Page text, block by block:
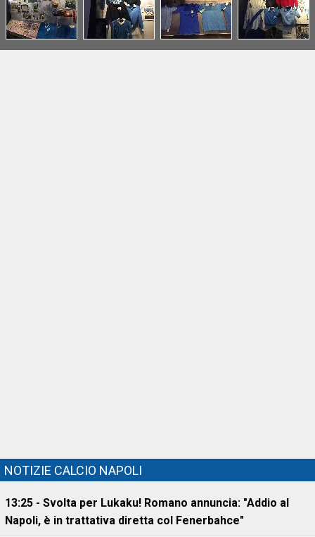
NOTIZIE CALCIO NAPOLI
13:25 - Svolta per Lukaku! Romano annuncia: "Addio al
Napoli, è in trattativa diretta col Fenerbahce"